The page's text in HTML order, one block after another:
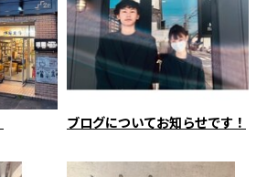
ブログについてお知らせです！